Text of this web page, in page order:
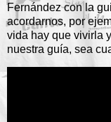
Fernández con la
acordarnos, por
vida hay que vivirla
nuestra guía, sea